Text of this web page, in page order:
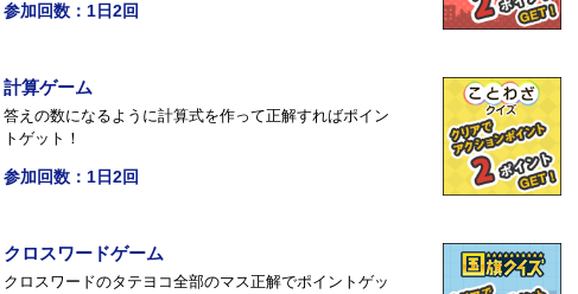
参加回数：1日2回
計算ゲーム
答えの数になるように計算式を作って正解すればポイン
トゲット！
参加回数：1日2回
クロスワードゲーム
クロスワードのタテヨコ全部のマス正解でポイントゲッ